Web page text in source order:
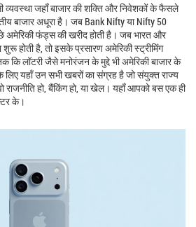
व्यवस्था जहाँ बाजार की शक्ति और निवेशकों के फैसले
बाजार अधूरा है। जब Bank Nifty या Nifty 50
अमेरिकी फंड्स की खरीद होती है। जब भारत और
होती है, तो इसके प्रसारण अमेरिकी स्ट्रीमिंग
कि लॉटरी जैसे मनोरंजन के मुद्दे भी अमेरिकी बाजार के
लिए यहाँ उन सभी खबरों का संग्रह है जो संयुक्त राज्य
हो, बैंकिंग हो, या खेल। यहाँ आपको बस एक ही
के।